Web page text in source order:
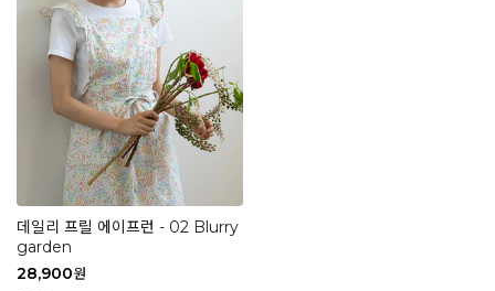
데일리 프릴 에이프런 - 02 Blurry
garden
28,900원